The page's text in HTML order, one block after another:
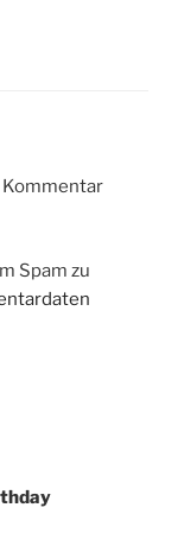
Kommentar
Spam zu